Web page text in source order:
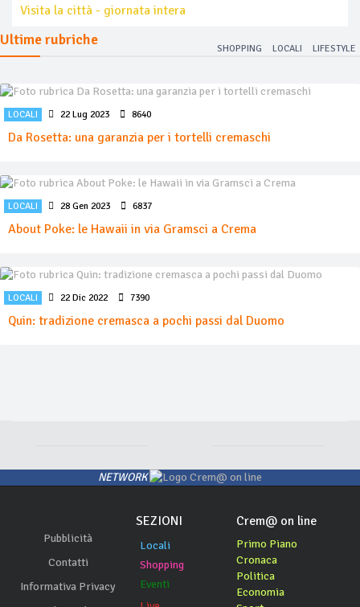
Visita la città - giornata intera
Ultime rubriche
SHOPPING LOCALI LIFESTYLE
LOCALI 22 Lug 2023 8640
Da Rosetta: una garanzia per i tortelli cremaschi
LOCALI 28 Gen 2023 6837
About Poke: le Hawaii in via Gramsci a Crema
LOCALI 22 Dic 2022 7390
Quin: tradizione cremasca a pochi passi dal Duomo
NETWORK
Pubblicità
Contatti
Informativa Privacy
SEZIONI
Locali
Shopping
Eventi
Crem@ on line
Primo Piano
Cronaca
Politica
Economia